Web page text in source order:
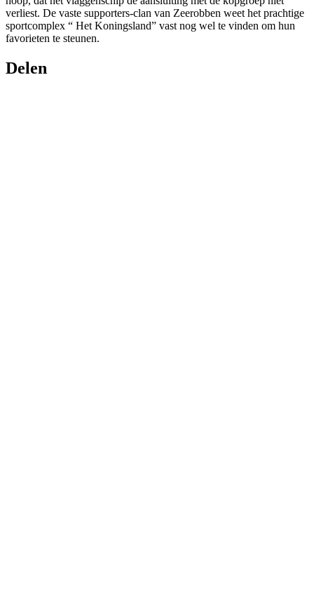
verliest. De vaste supporters-clan van Zeerobben weet het prachtige
sportcomplex “ Het Koningsland” vast nog wel te vinden om hun
favorieten te steunen.
Delen